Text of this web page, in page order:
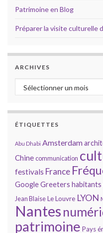
Patrimoine en Blog
Préparer la visite culturelle
ARCHIVES
Archives
ÉTIQUETTES
Abu Dhabi Amsterdam
Chinecommunication
festivals France
GoogleGreeters
Jean BlaiseLe Louvre LYON
Nantes
patrimoine Pays